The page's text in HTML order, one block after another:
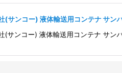
(サンコー) 液体輸送用コンテナ サ
(サンコー) 液体輸送用コンテナ サ